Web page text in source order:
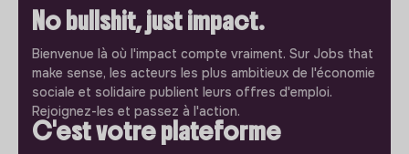
No bullshit, just impact.
Bienvenue là où l'impact compte vraiment. Sur Jobs that
make sense, les acteurs les plus ambitieux de l'économie
sociale et solidaire publient leurs offres d'emploi.
Rejoignez-les et passez à l'action.
C'est votre plateforme